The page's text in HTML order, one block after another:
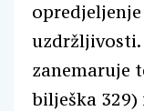
zanemaruje
bilješka